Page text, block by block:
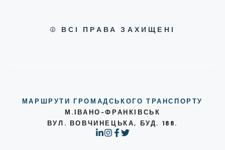
© ВСІ ПРАВА ЗАХИЩЕНІ
МАРШРУТИ ГРОМАДСЬКОГО ТРАНСПОРТУ
М.ІВАНО-ФРАНКІВСЬК
ВУЛ. ВОВЧИНЕЦЬКА, БУД. 188.